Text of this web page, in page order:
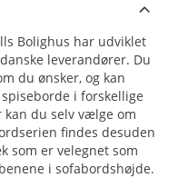
Bolighus har udviklet
leverandører. Du
du ønsker, og kan
i forskellige
du selv vælge om
findes desuden
som er velegnet som
i sofabordshøjde.